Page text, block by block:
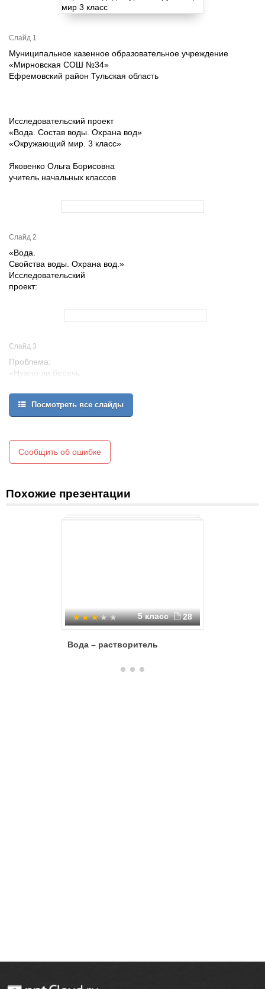
Слайд 1
Муниципальное казенное образовательное учреждение
«Мирновская СОШ №34»
Ефремовский район Тульская область
Исследовательский проект
«Вода. Состав воды. Охрана вод»
«Окружающий мир. 3 класс»
Яковенко Ольга Борисовна
учитель начальных классов
Слайд 2
«Вода.
Свойства воды. Охрана вод.»
Исследовательский
проект:
Слайд 3
Проблема:
«Нужно ли беречь
Посмотреть все слайды
Сообщить об ошибке
Похожие презентации
5 класс 28
Вода – растворитель